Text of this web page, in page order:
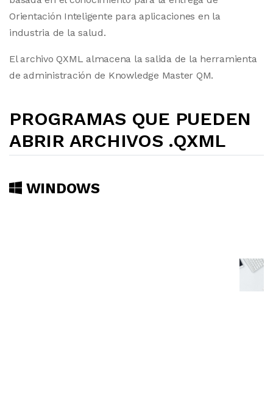
Orientación Inteligente para aplicaciones en la
industria de la salud.
El archivo QXML almacena la salida de la herramienta
de administración de Knowledge Master QM.
PROGRAMAS QUE PUEDEN
ABRIR ARCHIVOS .QXML
WINDOWS